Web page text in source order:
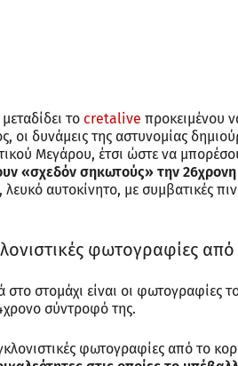
το cretalive προκειμένου
οι δυνάμεις της αστυνομίας
Μεγάρου, έτσι ώστε να
«σχεδόν σηκωτούς» την
λευκό αυτοκίνητο, με συμβατικές
φωτογραφίες
στο στομάχι είναι οι φωτογραφίες
σύντροφό της.
φωτογραφίες από το